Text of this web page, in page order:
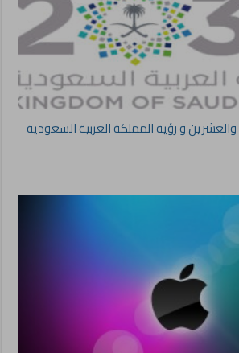
و رؤية المملكة العربية السعودية